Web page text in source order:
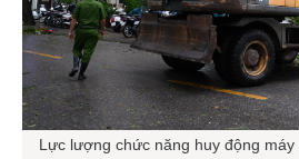
Lực lượng chức năng huy động